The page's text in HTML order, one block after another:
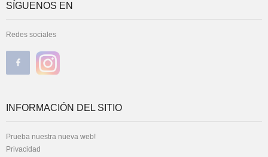
SÍGUENOS EN
Redes sociales
INFORMACIÓN DEL SITIO
Prueba nuestra nueva web!
Privacidad